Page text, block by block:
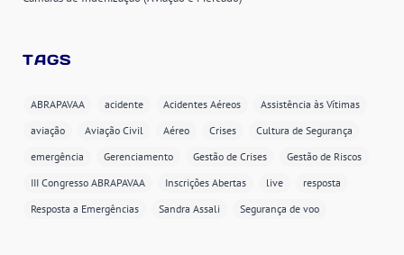
TAGS
ABRAPAVAA acidente Acidentes Aéreos
Assistência às Vítimas
aviação
Aviação Civil Aéreo Crises
Cultura de Segurança
emergência
Gerenciamento Gestão de Crises
Gestão de Riscos
III Congresso ABRAPAVAA
Inscrições Abertas live
resposta
Resposta a Emergências
Sandra Assali Segurança de voo